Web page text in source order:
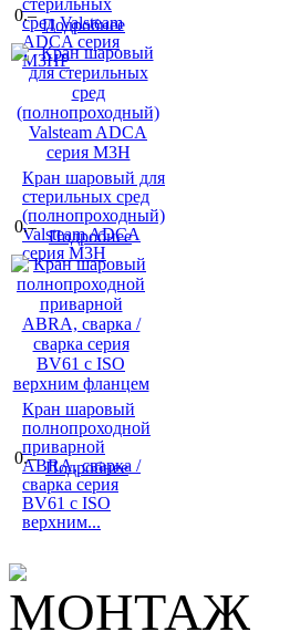
стерильных
сред Valsteam
ADCA серия
M3HP
0.–
Подробнее
Кран шаровый для
стерильных сред
(полнопроходный)
Valsteam ADCA
серия M3H
0.–
Подробнее
Кран шаровый
полнопроходной
приварной
ABRA, сварка /
сварка серия
BV61 c ISO
верхним...
0.–
Подробнее
МОНТАЖ